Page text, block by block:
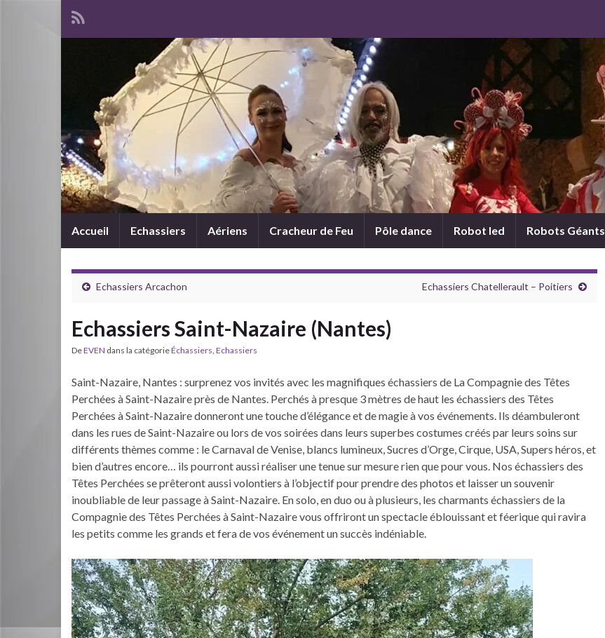
Accueil Echassiers Aériens Cracheur de Feu Pôle dance Robot led Robots Géants
Echassiers Arcachon Echassiers Chatellerault – Poitiers
Echassiers Saint-Nazaire (Nantes)
DeEVEN dans la catégorieÉchassiers, Echassiers
Saint-Nazaire, Nantes : surprenez vos invités avec les magnifiques échassiers de La Compagnie des Têtes
Perchées à Saint-Nazaire près de Nantes. Perchés à presque 3 mètres de haut les échassiers des Têtes
Perchées à Saint-Nazaire donneront une touche d’élégance et de magie à vos événements. Ils déambuleront
dans les rues de Saint-Nazaire ou lors de vos soirées dans leurs superbes costumes créés par leurs soins sur
différents thèmes comme : le Carnaval de Venise, blancs lumineux, Sucres d’Orge, Cirque, USA, Supers héros, et
bien d’autres encore… ils pourront aussi réaliser une tenue sur mesure rien que pour vous. Nos échassiers des
Têtes Perchées se prêteront aussi volontiers à l’objectif pour prendre des photos et laisser un souvenir
inoubliable de leur passage à Saint-Nazaire. En solo, en duo ou à plusieurs, les charmants échassiers de la
Compagnie des Têtes Perchées à Saint-Nazaire vous offriront un spectacle éblouissant et féerique qui ravira
les petits comme les grands et fera de vos événement un succès indéniable.